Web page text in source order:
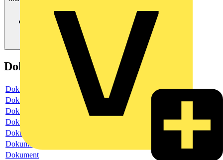
Dokumente
Dokument
Dokument
Dokument
Dokument
Dokument
Dokument
Dokument